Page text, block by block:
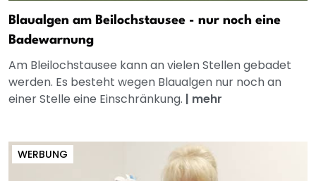
Blaualgen am Beilochstausee - nur noch eine
Badewarnung
Am Bleilochstausee kann an vielen Stellen gebadet
werden. Es besteht wegen Blaualgen nur noch an
einer Stelle eine Einschränkung. | mehr
WERBUNG